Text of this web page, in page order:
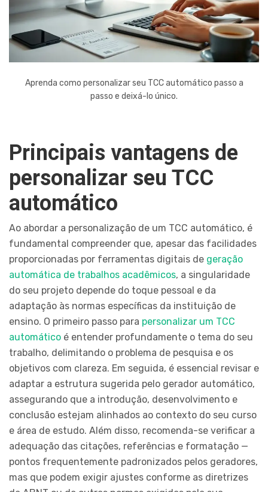
Aprenda como personalizar seu TCC automático passo a
passo e deixá-lo único.
Principais vantagens de
personalizar seu TCC
automático
Ao abordar a personalização de um TCC automático, é
fundamental compreender que, apesar das facilidades
proporcionadas por ferramentas digitais de geração
automática de trabalhos acadêmicos, a singularidade
do seu projeto depende do toque pessoal e da
adaptação às normas específicas da instituição de
ensino. O primeiro passo para personalizar um TCC
automático é entender profundamente o tema do seu
trabalho, delimitando o problema de pesquisa e os
objetivos com clareza. Em seguida, é essencial revisar e
adaptar a estrutura sugerida pelo gerador automático,
assegurando que a introdução, desenvolvimento e
conclusão estejam alinhados ao contexto do seu curso
e área de estudo. Além disso, recomenda-se verificar a
adequação das citações, referências e formatação —
pontos frequentemente padronizados pelos geradores,
mas que podem exigir ajustes conforme as diretrizes